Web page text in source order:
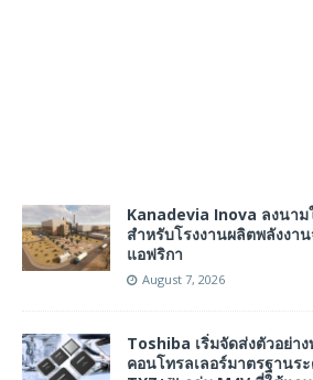
Kanadevia Inova ลงนา
สำหรับโรงงานผลิตพลังงา
แอฟริกา
August 7, 2026
Toshiba เริ่มจัดส่งตัวอย่า
คอนโทรลเลอร์มาตรฐานร